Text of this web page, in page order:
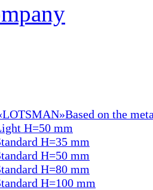
Based on the
H=50 mm
H=35 mm
H=50 mm
H=80 mm
H=100 mm